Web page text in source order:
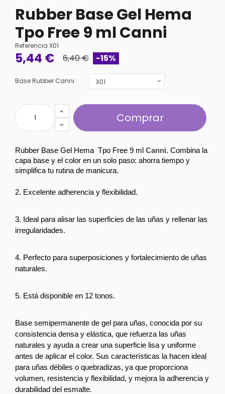
Rubber Base Gel Hema
Tpo Free 9 ml Canni
Referencia X01
5,44 € 6,40 € -15%
Base Rubber Canni
Comprar
Rubber Base Gel Hema  Tpo Free 9 ml Canni. Combina la
capa base y el color en un solo paso: ahorra tiempo y
simplifica tu rutina de manicura.
2. Excelente adherencia y flexibilidad.
3. Ideal para alisar las superficies de las uñas y rellenar las
irregularidades.
4. Perfecto para superposiciones y fortalecimiento de uñas
naturales.
5. Está disponible en 12 tonos.
Base semipermanente de gel para uñas, conocida por su
consistencia densa y elástica, que refuerza las uñas
naturales y ayuda a crear una superficie lisa y uniforme
antes de aplicar el color. Sus características la hacen ideal
para uñas débiles o quebradizas, ya que proporciona
volumen, resistencia y flexibilidad, y mejora la adherencia y
durabilidad del esmalte.